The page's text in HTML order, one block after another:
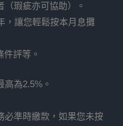
瑕疵亦可協助）。
，讓您輕鬆按本月息攤
評等。
為2.5%。
必準時繳款，如果您未按